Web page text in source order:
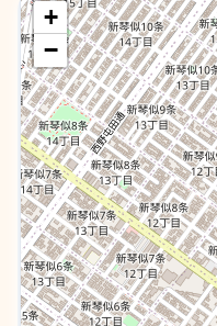
+
−